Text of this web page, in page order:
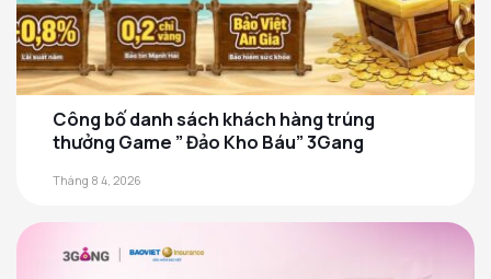
Công bố danh sách khách hàng trúng
thưởng Game ” Đảo Kho Báu” 3Gang
Tháng 8 4, 2026